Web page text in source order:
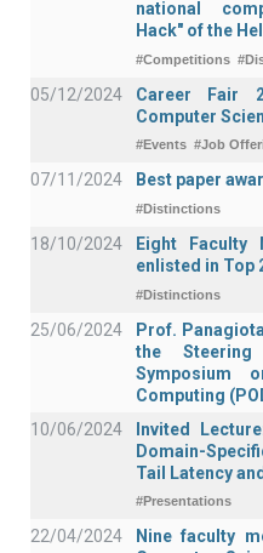
national
Hack" of the
#Competitions
05/12/2024
Career Fair
Computer
#Events #Job
07/11/2024 Best paper
#Distinctions
18/10/2024
Eight Faculty
enlisted in Top
#Distinctions
25/06/2024
Prof.
the
Symposium
Computing
10/06/2024
Invited
Domain-
Tail Latency
#Presentations
22/04/2024
Nine faculty